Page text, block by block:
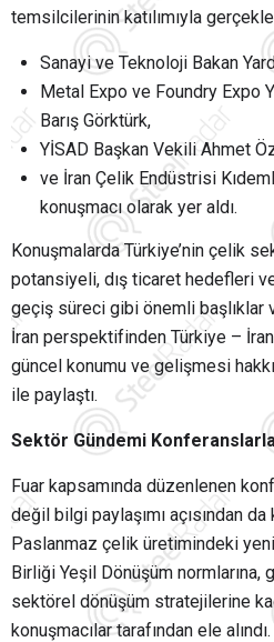
temsilcilerinin katılımıyla
Sanayi ve Teknoloji Bakan
Metal Expo ve Foundry Expo
Barış Görktürk,
YİSAD Başkan Vekili Ahmet
ve İran Çelik Endüstrisi
konuşmacı olarak yer aldı.
Konuşmalarda Türkiye’nin çelik
potansiyeli, dış ticaret hedefleri
geçiş süreci gibi önemli başlıklar
İran perspektifinden Türkiye –
güncel konumu ve gelişmesi
ile paylaştı.
Sektör Gündemi Konferanslarla
Fuar kapsamında düzenlenen
değil bilgi paylaşımı açısından da
Paslanmaz çelik üretimindeki
Birliği Yeşil Dönüşüm
sektörel dönüşüm stratejilerine
konuşmacılar tarafından ele alındı.